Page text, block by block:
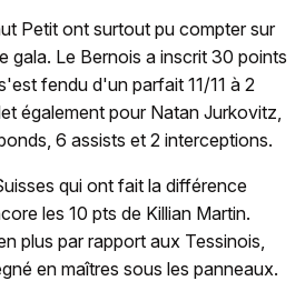
Petit ont surtout pu compter sur
gala. Le Bernois a inscrit 30 points
fendu d'un parfait 11/11 à 2
également pour Natan Jurkovitz,
6 assists et 2 interceptions.
qui ont fait la différence
les 10 pts de Killian Martin.
plus par rapport aux Tessinois,
en maîtres sous les panneaux.